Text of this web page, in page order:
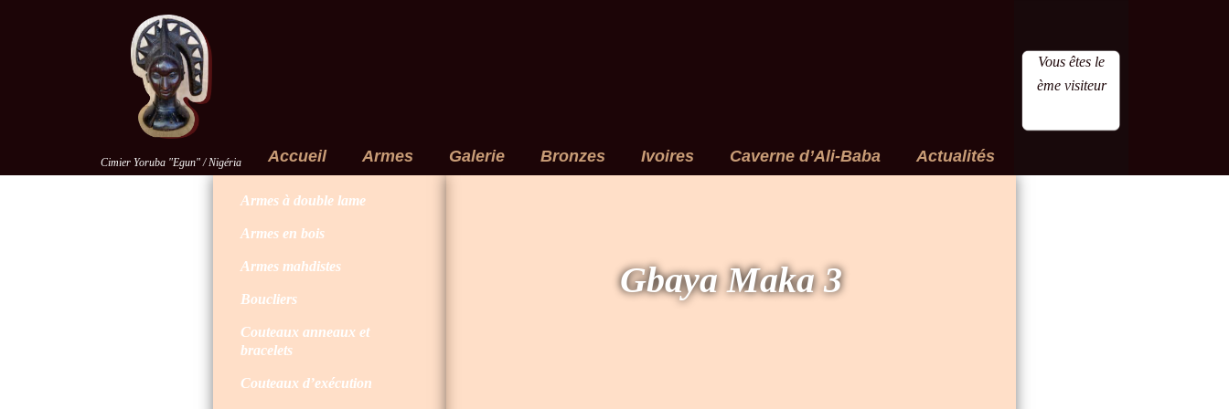
Cimier Yoruba "Egun" / Nigéria Accueil Armes Galerie Bronzes Ivoires Caverne d’Ali-Baba Actualités
Vous êtes le
ème visiteur
Armes à double lame
Armes en bois
Armes mahdistes
Boucliers
Couteaux anneaux et
bracelets
Couteaux d’exécution
Gbaya Maka 3